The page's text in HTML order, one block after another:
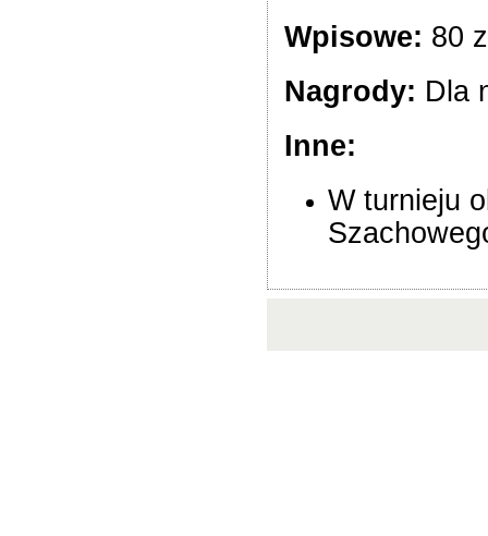
Wpisowe: 80
Nagrody: Dla
Inne:
W turnieju